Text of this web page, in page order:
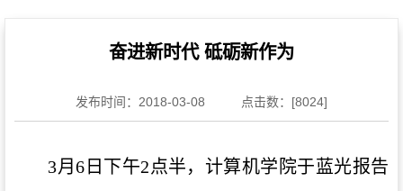
奋进新时代 砥砺新作为
发布时间：2018-03-08 点击数：[8024]
3月6日下午2点半，计算机学院于蓝光报告